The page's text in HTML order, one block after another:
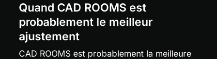
Quand CAD ROOMS est
probablement le meilleur
ajustement
CAD ROOMS est probablement la meilleure